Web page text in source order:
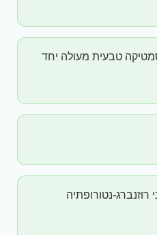
טבעית מעולה יחד
נטורופתיה